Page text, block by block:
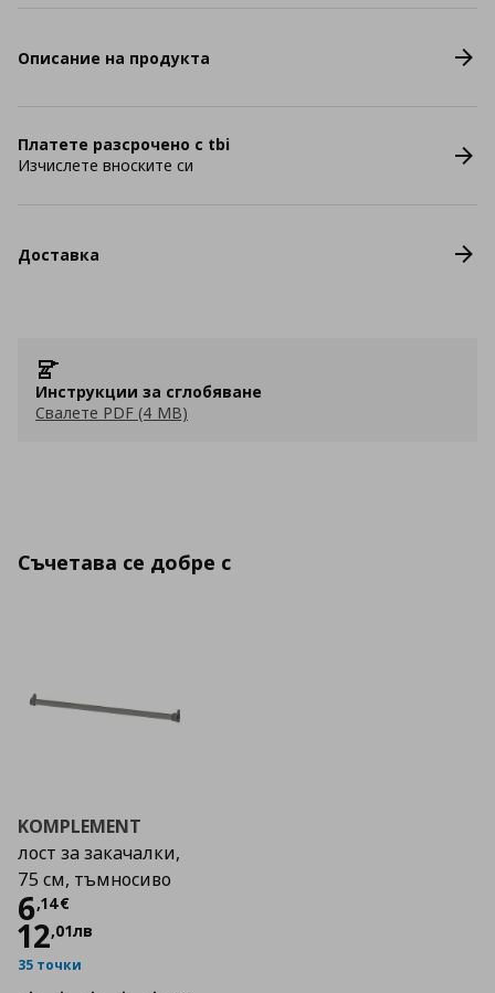
Описание на продукта
Платете разсрочено с tbi
Изчислете вноските си
Доставка
Инструкции за сглобяване
Свалете PDF (4 MB)
Съчетава се добре с
KOMPLEMENT
лост за закачалки,
75 см, тъмносиво
6,14€
Цена
12,01лв
35 точки